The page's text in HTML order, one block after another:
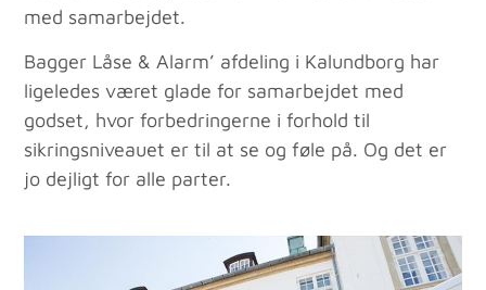
med samarbejdet.
Bagger Låse & Alarm’ afdeling i Kalundborg har
ligeledes været glade for samarbejdet med
godset, hvor forbedringerne i forhold til
sikringsniveauet er til at se og føle på. Og det er
jo dejligt for alle parter.